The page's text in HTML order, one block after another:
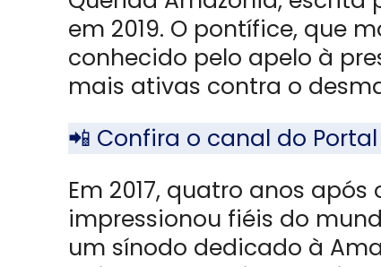
em 2019. O pontífice, que
conhecido pelo apelo à
mais ativas contra o
📲 Confira o canal do
Em 2017, quatro anos
impressionou fiéis do
um sínodo dedicado à